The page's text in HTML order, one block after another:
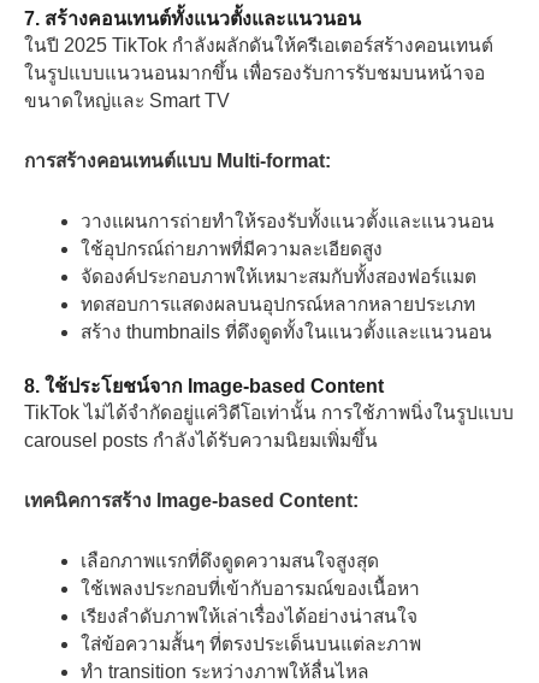
7. สร้างคอนเทนต์ทั้งแนวตั้งและแนวนอน
ในปี 2025 TikTok กำลังผลักดันให้ครีเอเตอร์สร้างคอนเทนต์
ในรูปแบบแนวนอนมากขึ้น เพื่อรองรับการรับชมบนหน้าจอ
ขนาดใหญ่และ Smart TV
การสร้างคอนเทนต์แบบ Multi-format:
วางแผนการถ่ายทำให้รองรับทั้งแนวตั้งและแนวนอน
ใช้อุปกรณ์ถ่ายภาพที่มีความละเอียดสูง
จัดองค์ประกอบภาพให้เหมาะสมกับทั้งสองฟอร์แมต
ทดสอบการแสดงผลบนอุปกรณ์หลากหลายประเภท
สร้าง thumbnails ที่ดึงดูดทั้งในแนวตั้งและแนวนอน
8. ใช้ประโยชน์จาก Image-based Content
TikTok ไม่ได้จำกัดอยู่แค่วิดีโอเท่านั้น การใช้ภาพนิ่งในรูปแบบ
carousel posts กำลังได้รับความนิยมเพิ่มขึ้น
เทคนิคการสร้าง Image-based Content:
เลือกภาพแรกที่ดึงดูดความสนใจสูงสุด
ใช้เพลงประกอบที่เข้ากับอารมณ์ของเนื้อหา
เรียงลำดับภาพให้เล่าเรื่องได้อย่างน่าสนใจ
ใส่ข้อความสั้นๆ ที่ตรงประเด็นบนแต่ละภาพ
ทำ transition ระหว่างภาพให้ลื่นไหล